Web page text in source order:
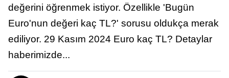
değerini öğrenmek istiyor. Özellikle 'Bugün
Euro'nun değeri kaç TL?' sorusu oldukça merak
ediliyor. 29 Kasım 2024 Euro kaç TL? Detaylar
haberimizde...